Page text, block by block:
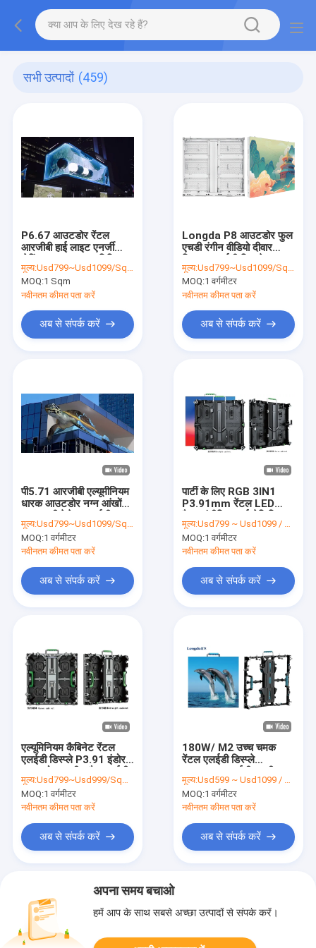
सभी उत्पादों (459)
P6.67 आउटडोर रेंटल
आरजीबी हाई लाइट एनर्जी
बॉटम शेल एलईडी डिस्प्ले
मूल्य:Usd799~Usd1099/Sqm(price is negotiable)
MOQ:1 Sqm
नवीनतम कीमत पता करें
अब से संपर्क करें
Longda P8 आउटडोर फुल
एचडी रंगीन वीडियो दीवार
3840HZ पेशेवर एलईडी
स्क्रीन
मूल्य:Usd799~Usd1099/Sqm(price is negotiable)
MOQ:1 वर्गमीटर
नवीनतम कीमत पता करें
अब से संपर्क करें
पी5.71 आरजीबी एल्यूमीनियम
धारक आउटडोर नग्न आंखों
स्क्रीन
मूल्य:Usd799~Usd1099/Sqm(price is negotiable)
MOQ:1 वर्गमीटर
नवीनतम कीमत पता करें
अब से संपर्क करें
पार्टी के लिए RGB 3IN1
P3.91mm रेंटल LED
मूल्य:Usd799 ~ Usd1099 / Sqm ( price is negotiable )
MOQ:1 वर्गमीटर
नवीनतम कीमत पता करें
अब से संपर्क करें
एल्यूमिनियम कैबिनेट रेंटल
एलईडी डिस्प्ले P3.91 इंडोर
स्क्रीन
मूल्य:Usd799~Usd999/Sqm( Price is negotiable )
MOQ:1 वर्गमीटर
नवीनतम कीमत पता करें
अब से संपर्क करें
180W/ M2 उच्च चमक
रेंटल एलईडी डिस्प्ले
डाई कास्टिंग एल्यूमिनियम
मूल्य:Usd599 ~ Usd1099 / Sqm ( price is negotiable )
MOQ:1 वर्गमीटर
नवीनतम कीमत पता करें
अब से संपर्क करें
अपना समय बचाओ
हमें आप के साथ सबसे अच्छा उत्पादों से संपर्क करें।